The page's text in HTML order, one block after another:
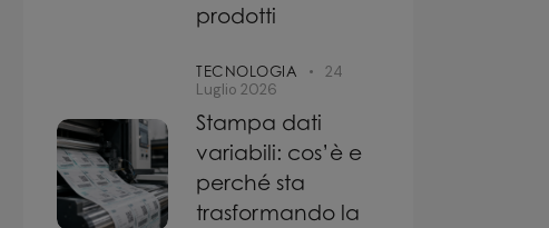
prodotti
TECNOLOGIA
24
Luglio 2026
Stampa dati
variabili: cos’è e
perché sta
trasformando la